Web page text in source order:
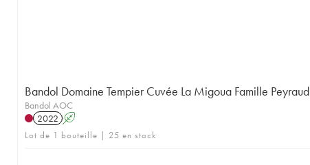
Bandol Domaine Tempier Cuvée La Migoua Famille Peyraud
Bandol AOC
2022 A
Lot de 1 bouteille | 25 en stock